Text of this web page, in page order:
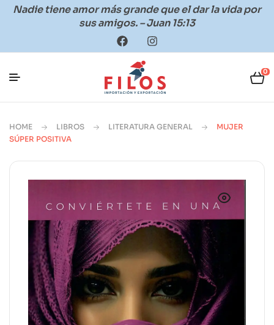
Nadie tiene amor más grande que el dar la vida por
sus amigos. – Juan 15:13
0
HOME LIBROS LITERATURA GENERAL
MUJER
SÚPER POSITIVA